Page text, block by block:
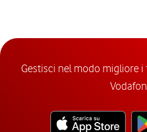
Gestisci nel modo migliore